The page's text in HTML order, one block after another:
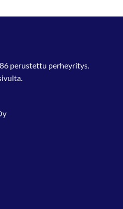
perustettu perheyritys.